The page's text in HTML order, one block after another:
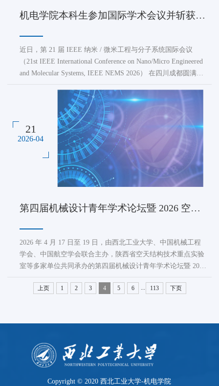
机电学院本科生参加国际学术会议并斩获 IEEE NEMS 2026 最佳海报奖
近日，第 21 届 IEEE 纳米 / 微米工程与分子系统国际会议
（21st IEEE International Conference on Nano/Micro Engineered
and Molecular Systems, IEEE NEMS 2026） 在四川成都圆满落
幕。西北工业大学机电学院 2024 级飞行器制造工程专业本科
生何颖，在微系统工程系陶凯教授指导下参会，凭借出色的科
研成果与现场展示，荣获大会最佳海报奖（Best Poster
Award），彰显了西工大机电学...
21
2026-04
第四届机械设计青年学术论坛暨 2026 空天结构技术青年科学家论坛在西安顺利召开
2026 年 4 月 17 日至 19 日，由西北工业大学、中国机械工程
学会、中国航空学会联合主办，陕西省空天结构技术重点实验
室等多家单位共同承办的第四届机械设计青年学术论坛暨 2026
空天结构技术青年科学家论坛在西安成功举办。本次论坛获教
育部空天装备设计制造学科突破先导项目专项支持，吸引全国
上页 1 2 3 4 5 6 ... 113 下页
Copyright © 2020 西北工业大学-机电学院